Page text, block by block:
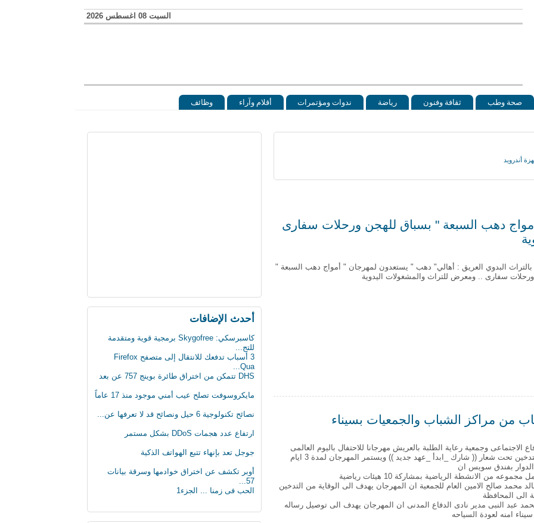
السبت 08 اغسطس 2026
صحة وطب ثقافة وفنون رياضة ندوات ومؤتمرات أقلام وآراء وظائف
دهب السبعة " بسباق للهجن ورحلات سفارى
بالتراث البدوي العريق : أهالي" دهب " يستعدون لمهرجان " أمواج دهب السبعة "
سفارى .. ومعرض للتراث والمشغولات اليدوية
الاجتماعى وجمعية رعاية الطلبة بالعريش مهرجانا للاحتفال باليوم العالمى
للامتناع عن التدخين تحت شعار (( شارك _ابدأ _عهد جديد )) ويستمر المهرجان لمدة 3 ايام
الدوار بفندق سويس ان
من الانشطة الرياضية بمشاركة 10 هيئات رياضية
محمد صالح الامين العام للجمعية ان المهرجان يهدف الى الوقاية من التدخين
الى المحافظة
عبد النبى مدير نادى الدفاع المدنى ان المهرجان يهدف الى توصيل رساله
امنه لعودة السياحه
أحدث اﻹضافات
كاسبرسكي: Skygofree برمجية قوية ومتقدمة
للتج...
3 أسباب تدفعك للانتقال إلى متصفح Firefox
Qua...
DHS تتمكن من اختراق طائرة بوينج 757 عن بعد
مايكروسوفت تصلح عيب أمني موجود منذ 17 عاماً
نصائح تكنولوجية 6 حيل ونصائح قد لا تعرفها عن...
ارتفاع عدد هجمات DDoS بشكل مستمر
جوجل تعد بإنهاء تتبع الهواتف الذكية
أوبر تكشف عن اختراق خوادمها وسرقة بيانات
57...
الحب فى زمنا ... الجزء1